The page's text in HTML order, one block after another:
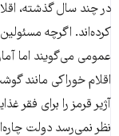
در چند سال گذشته،
کرده‌اند. اگرچه
عمومی می‌گویند اما
اقلام خوراکی مانند
آژیر قرمز را برای فقر
نظر نمی‌رسد دولت